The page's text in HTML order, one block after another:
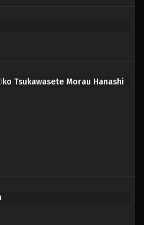
Tsukawasete Morau Hanashi